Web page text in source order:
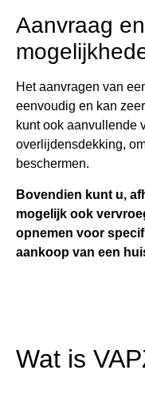
Aanvraag
Het aanvragen van
eenvoudig en kan
kunt ook aanvullende
overlijdensdekking,
beschermen.
Bovendien kunt u,
mogelijk ook
opnemen voor
aankoop van een
Wat is